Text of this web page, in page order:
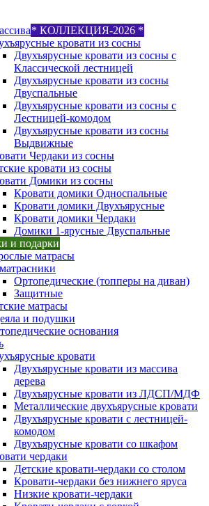
* КОЛЛЕКЦИЯ-2026 *
кровати из сосны
Двухъярусные кровати из сосны с
Классической лестницей
Двухъярусные кровати из сосны
Двуспальные
Двухъярусные кровати из сосны с
Лестницей-комодом
Двухъярусные кровати из сосны
Выдвижные
Чердаки из сосны
кровати из сосны
Домики из сосны
Кровати домики Односпальные
Кровати домики Двухъярусные
Кровати домики Чердаки
Домики 1-ярусные Двуспальные
и подарки
матрасы
Ортопедические (топперы на диван)
Защитные
матрасы
и подушки
основания
кровати
Двухъярусные кровати из массива
дерева
Двухъярусные кровати из ЛДСП/МДФ
Металлические двухъярусные кровати
Двухъярусные кровати с лестницей-
комодом
Двухъярусные кровати со шкафом
чердаки
Детские кровати-чердаки со столом
Кровати-чердаки без нижнего яруса
Низкие кровати-чердаки